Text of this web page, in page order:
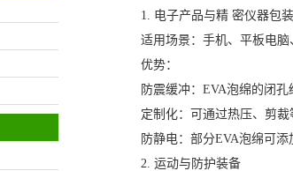
1. 电子产品与精 密仪器包装
适用场景：手机、平板电脑、
优势：
防震缓冲：EVA泡绵的闭孔
定制化：可通过热压、剪裁
防静电：部分EVA泡绵可添
2. 运动与防护装备